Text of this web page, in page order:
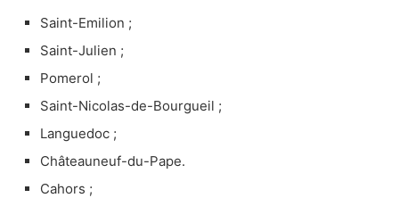
Saint-Emilion ;
Saint-Julien ;
Pomerol ;
Saint-Nicolas-de-Bourgueil ;
Languedoc ;
Châteauneuf-du-Pape.
Cahors ;